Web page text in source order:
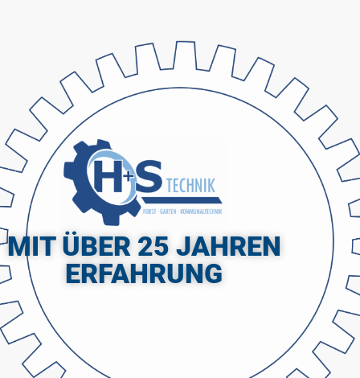
MIT ÜBER 25 JAHREN
ERFAHRUNG